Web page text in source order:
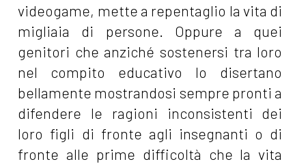
videogame, mette a repentaglio la vita di
migliaia di persone. Oppure a quei
genitori che anziché sostenersi tra loro
nel compito educativo lo disertano
bellamente mostrandosi sempre pronti a
difendere le ragioni inconsistenti dei
loro figli di fronte agli insegnanti o di
fronte alle prime difficoltà che la vita